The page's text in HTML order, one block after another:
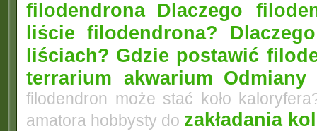
filodendrona Dlaczego
liście filodendrona?
liściach? Gdzie postawić
terrarium akwarium
filodendron może stać koło
amatora hobbysty do zakładania